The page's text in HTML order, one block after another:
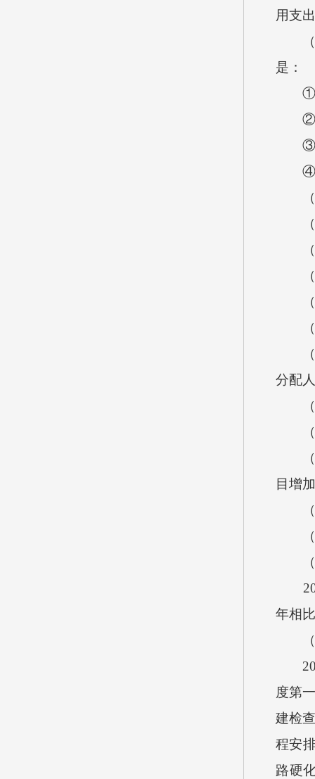
用支
（2
是：
①兑
②大
④晋
（二
（1
（2
（3
（4
（三
（1
分配
（2
（3
（4
目增
（四
（五
（
年相
（
度第
建检
程安
路硬